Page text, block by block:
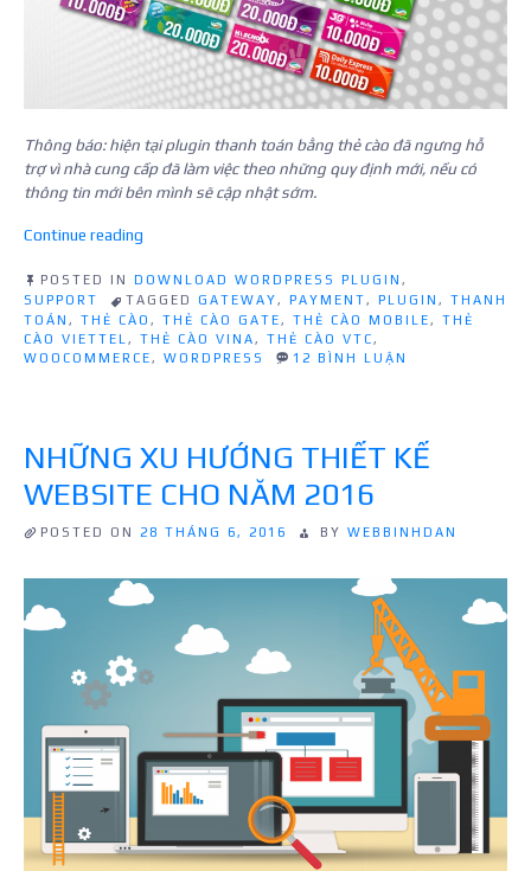
Thông báo: hiện tại plugin thanh toán bằng thẻ cào đã ngưng hỗ
trợ vì nhà cung cấp đã làm việc theo những quy định mới, nếu có
thông tin mới bên mình sẽ cập nhật sớm.
Continue reading
toán
bằng
thẻ
cào
mạng
cho
WooCommerce”
POSTED IN DOWNLOAD WORDPRESS PLUGIN ,
SUPPORT
TAGGED GATEWAY , PAYMENT , PLUGIN , THANH
TOÁN , THẺ CÀO , THẺ CÀO GATE , THẺ CÀO MOBILE , THẺ
CÀO VIETTEL , THẺ CÀO VINA , THẺ CÀO VTC ,
WOOCOMMERCE , WORDPRESS 12 BÌNH LUẬN
THẺ
CÀO
NHÀ
NHỮNG XU HƯỚNG THIẾT KẾ
WEBSITE CHO NĂM 2016
POSTED ON 28 THÁNG 6, 2016 BY WEBBINHDAN